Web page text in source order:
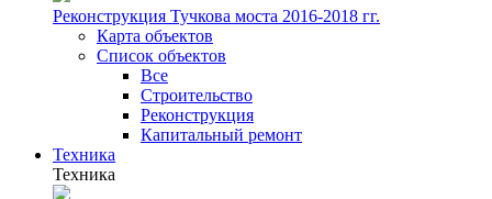
Реконструкция Тучкова моста 2016-2018 гг.
Карта объектов
Список объектов
Все
Строительство
Реконструкция
Капитальный ремонт
Техника
Техника